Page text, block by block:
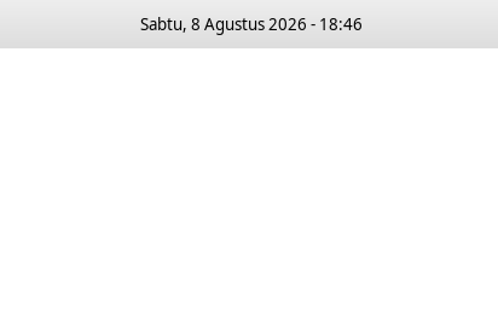
Sabtu, 8 Agustus 2026 - 18:46